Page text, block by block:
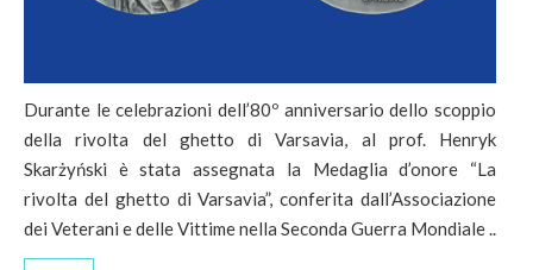
Durante le celebrazioni dell’80º anniversario dello scoppio
della rivolta del ghetto di Varsavia, al prof. Henryk
Skarżyński è stata assegnata la Medaglia d’onore “La
rivolta del ghetto di Varsavia”, conferita dall’Associazione
dei Veterani e delle Vittime nella Seconda Guerra Mondiale ..